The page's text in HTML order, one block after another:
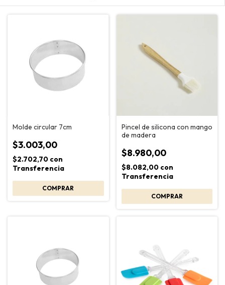
Molde circular 7cm
$3.003,00
$2.702,70 con
Transferencia
Pincel de silicona con mango
de madera
$8.980,00
$8.082,00 con
Transferencia